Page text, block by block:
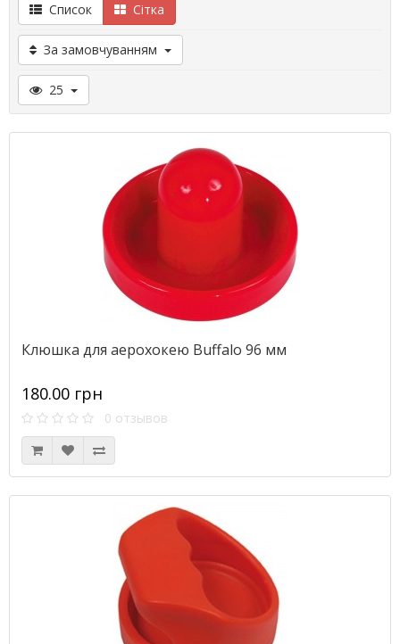
Список Сітка
За замовчуванням
25
Клюшка для аерохокею Buffalo 96 мм
180.00 грн
0 отзывов